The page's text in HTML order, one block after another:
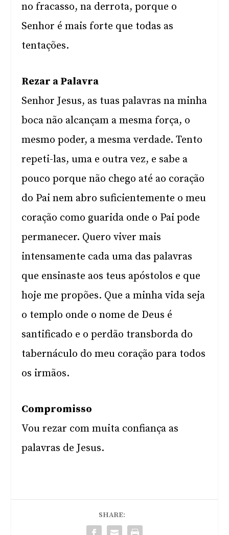
no fracasso, na derrota, porque o
Senhor é mais forte que todas as
tentações.
Rezar a Palavra
Senhor Jesus, as tuas palavras na minha
boca não alcançam a mesma força, o
mesmo poder, a mesma verdade. Tento
repeti-las, uma e outra vez, e sabe a
pouco porque não chego até ao coração
do Pai nem abro suficientemente o meu
coração como guarida onde o Pai pode
permanecer. Quero viver mais
intensamente cada uma das palavras
que ensinaste aos teus apóstolos e que
hoje me propões. Que a minha vida seja
o templo onde o nome de Deus é
santificado e o perdão transborda do
tabernáculo do meu coração para todos
os irmãos.
Compromisso
Vou rezar com muita confiança as
palavras de Jesus.
SHARE: